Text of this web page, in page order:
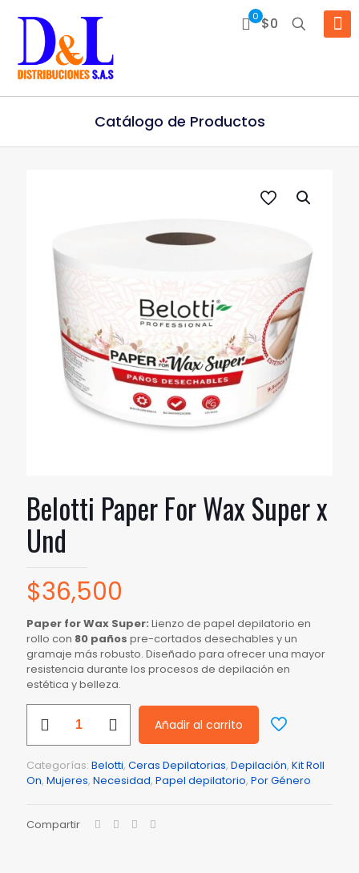
0 $0
Catálogo de Productos
Belotti Paper For Wax Super x
Und
$36,500
Paper for Wax Super: Lienzo de papel depilatorio en
rollo con 80 paños pre-cortados desechables y un
gramaje más robusto. Diseñado para ofrecer una mayor
resistencia durante los procesos de depilación en
estética y belleza.
Paper
For
Super
x
cantidad
Añadir al carrito
Categorías: Belotti, Ceras Depilatorias, Depilación, Kit Roll
On, Mujeres, Necesidad, Papel depilatorio, Por Género
Compartir